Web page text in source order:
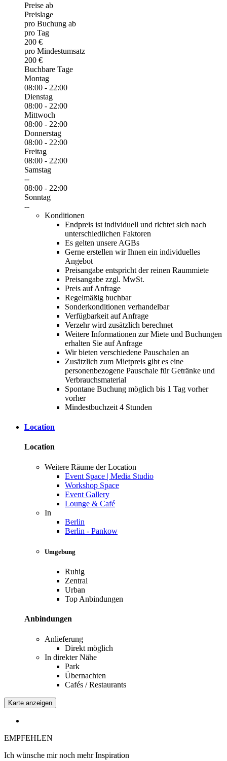
Preise ab
Preislage
pro Buchung ab
pro Tag
200 €
pro Mindestumsatz
200 €
Buchbare Tage
Montag
08:00 - 22:00
Dienstag
08:00 - 22:00
Mittwoch
08:00 - 22:00
Donnerstag
08:00 - 22:00
Freitag
08:00 - 22:00
Samstag
--
08:00 - 22:00
Sonntag
--
Konditionen
Endpreis ist individuell und richtet sich nach
unterschiedlichen Faktoren
Es gelten unsere AGBs
Gerne erstellen wir Ihnen ein individuelles
Angebot
Preisangabe entspricht der reinen Raummiete
Preisangabe zzgl. MwSt.
Preis auf Anfrage
Regelmäßig buchbar
Sonderkonditionen verhandelbar
Verfügbarkeit auf Anfrage
Verzehr wird zusätzlich berechnet
Weitere Informationen zur Miete und Buchungen
erhalten Sie auf Anfrage
Wir bieten verschiedene Pauschalen an
Zusätzlich zum Mietpreis gibt es eine
personenbezogene Pauschale für Getränke und
Verbrauchsmaterial
Spontane Buchung möglich bis 1 Tag vorher
vorher
Mindestbuchzeit 4 Stunden
Location
Location
Weitere Räume der Location
Event Space | Media Studio
Workshop Space
Event Gallery
Lounge & Café
In
Berlin
Berlin - Pankow
Umgebung
Ruhig
Zentral
Urban
Top Anbindungen
Anbindungen
Anlieferung
Direkt möglich
In direkter Nähe
Park
Übernachten
Cafés / Restaurants
Karte anzeigen
EMPFEHLEN
Ich wünsche mir noch mehr Inspiration